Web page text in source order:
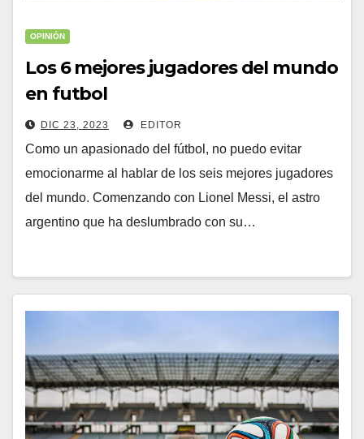
OPINIÓN
Los 6 mejores jugadores del mundo
en futbol
DIC 23, 2023 EDITOR
Como un apasionado del fútbol, no puedo evitar
emocionarme al hablar de los seis mejores jugadores
del mundo. Comenzando con Lionel Messi, el astro
argentino que ha deslumbrado con su…